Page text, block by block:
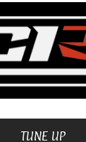
TUNE UP